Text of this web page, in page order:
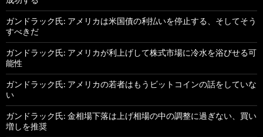
ガンドラック氏: アメリカは米国債の利払いを停止する、そしてそう
すべきだ
ガンドラック氏: アメリカが利上げして株式市場に冷水を浴びせる可
能性
ガンドラック氏: アメリカの若者はもうビットコインの話をしていな
い
ガンドラック氏: 金相場下落は上げ相場の中の調整に過ぎない、買い
増しを推奨